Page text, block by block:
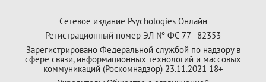
Сетевое издание Psychologies Онлайн
Регистрационный номер ЭЛ № ФС 77 - 82353
Зарегистрировано Федеральной службой по надзору в
сфере связи, информационных технологий и массовых
коммуникаций (Роскомнадзор) 23.11.2021 18+